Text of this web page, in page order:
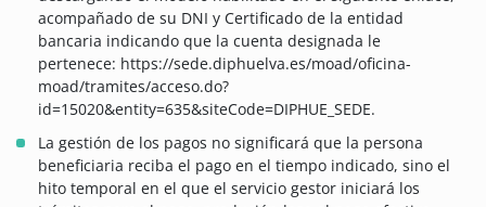
acompañado de su DNI y Certificado de la entidad
bancaria indicando que la cuenta designada le
pertenece: https://sede.diphuelva.es/moad/oficina-
moad/tramites/acceso.do?
id=15020&entity=635&siteCode=DIPHUE_SEDE.
La gestión de los pagos no significará que la persona
beneficiaria reciba el pago en el tiempo indicado, sino el
hito temporal en el que el servicio gestor iniciará los